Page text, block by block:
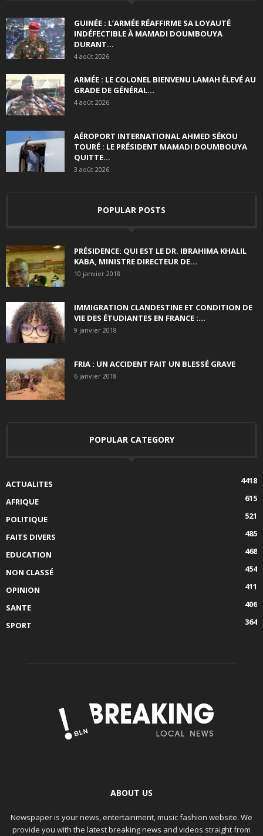
GUINÉE : L’ARMÉE RÉAFFIRME SA LOYAUTÉ
INDÉFECTIBLE À MAMADI DOUMBOUYA
DURANT...
4 août 2026
ARMÉE : LE COLONEL BIENVENU LAMAH ÉLEVÉ AU
GRADE DE GÉNÉRAL...
4 août 2026
AÉROPORT INTERNATIONAL AHMED SÉKOU
TOURÉ : LE PRÉSIDENT MAMADI DOUMBOUYA
QUITTE...
3 août 2026
POPULAR POSTS
PRÉSIDENCE: QUI EST LE DR. IBRAHIMA KHALIL
KABA, MINISTRE DIRECTEUR DE...
10 janvier 2018
IMMIGRATION CLANDESTINE ET CONDITION DE
VIE DES ÉTUDIANTES EN FRANCE :...
9 janvier 2018
FRIA : UN ACCIDENT FAIT UN BLESSÉ GRAVE
6 janvier 2018
POPULAR CATEGORY
ACTUALITES
4418
AFRIQUE
615
POLITIQUE
521
FAITS DIVERS
485
EDUCATION
468
NON CLASSÉ
454
OPINION
411
SANTE
406
SPORT
364
ABOUT US
Newspaper is your news, entertainment, music fashion website. We
provide you with the latest breaking news and videos straight from